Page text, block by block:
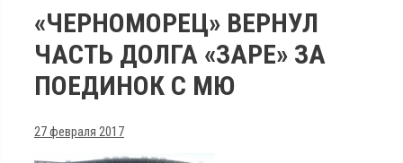
«ЧЕРНОМОРЕЦ» ВЕРНУЛ
ЧАСТЬ ДОЛГА «ЗАРЕ» ЗА
ПОЕДИНОК С МЮ
27 февраля 2017